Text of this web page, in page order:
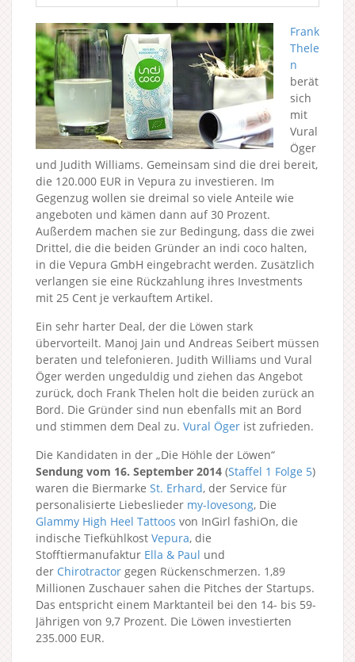
Frank
Thele
n
berät
sich
mit
Vural
Öger
und Judith Williams. Gemeinsam sind die drei bereit,
die 120.000 EUR in Vepura zu investieren. Im
Gegenzug wollen sie dreimal so viele Anteile wie
angeboten und kämen dann auf 30 Prozent.
Außerdem machen sie zur Bedingung, dass die zwei
Drittel, die die beiden Gründer an indi coco halten,
in die Vepura GmbH eingebracht werden. Zusätzlich
verlangen sie eine Rückzahlung ihres Investments
mit 25 Cent je verkauftem Artikel.
Ein sehr harter Deal, der die Löwen stark
übervorteilt. Manoj Jain und Andreas Seibert müssen
beraten und telefonieren. Judith Williams und Vural
Öger werden ungeduldig und ziehen das Angebot
zurück, doch Frank Thelen holt die beiden zurück an
Bord. Die Gründer sind nun ebenfalls mit an Bord
und stimmen dem Deal zu. Vural Öger ist zufrieden.
Die Kandidaten in der „Die Höhle der Löwen“
Sendung vom 16. September 2014 (Staffel 1 Folge 5)
waren die Biermarke St. Erhard, der Service für
personalisierte Liebeslieder my-lovesong, Die
Glammy High Heel Tattoos von InGirl fashiOn, die
indische Tiefkühlkost Vepura, die
Stofftiermanufaktur Ella & Paul und
der Chirotractor gegen Rückenschmerzen. 1,89
Millionen Zuschauer sahen die Pitches der Startups.
Das entspricht einem Marktanteil bei den 14- bis 59-
Jährigen von 9,7 Prozent. Die Löwen investierten
235.000 EUR.